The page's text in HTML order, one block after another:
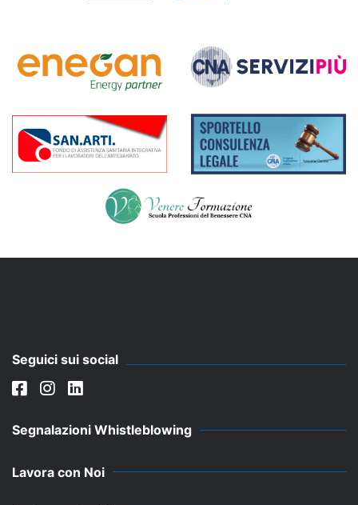
Seguici sui social
Segnalazioni Whistleblowing
Lavora con Noi